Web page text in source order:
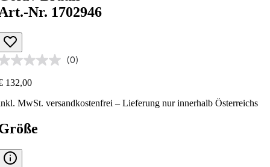
Nr. 1702946
(0)
132,00
MwSt.versandkostenfrei – Lieferung nur innerhalb Österreichs